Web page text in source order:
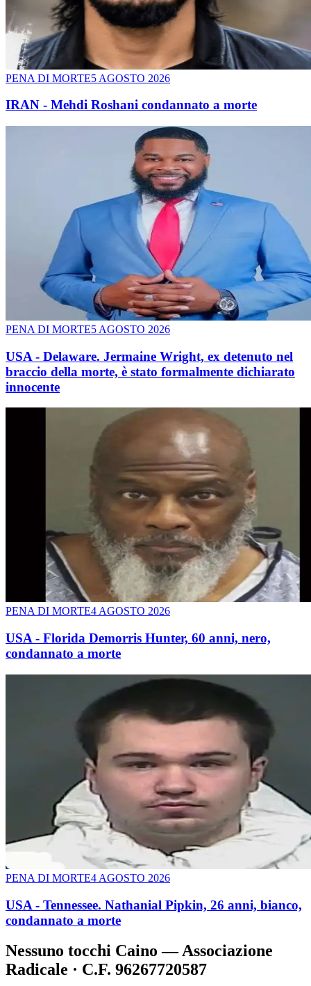
PENA DI MORTE5 AGOSTO 2026
IRAN - Mehdi Roshani condannato a morte
PENA DI MORTE5 AGOSTO 2026
USA - Delaware. Jermaine Wright, ex detenuto nel
braccio della morte, è stato formalmente dichiarato
innocente
PENA DI MORTE4 AGOSTO 2026
USA - Florida Demorris Hunter, 60 anni, nero,
condannato a morte
PENA DI MORTE4 AGOSTO 2026
USA - Tennessee. Nathanial Pipkin, 26 anni, bianco,
condannato a morte
Nessuno tocchi Caino — Associazione
Radicale · C.F. 96267720587